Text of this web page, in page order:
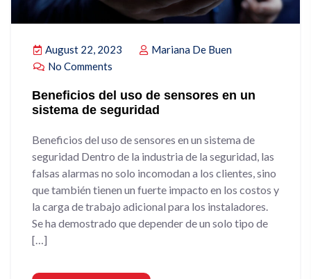
August 22, 2023
Mariana De Buen
No Comments
Beneficios del uso de sensores en un
sistema de seguridad
Beneficios del uso de sensores en un sistema de
seguridad Dentro de la industria de la seguridad, las
falsas alarmas no solo incomodan a los clientes, sino
que también tienen un fuerte impacto en los costos y
la carga de trabajo adicional para los instaladores.
Se ha demostrado que depender de un solo tipo de
[…]